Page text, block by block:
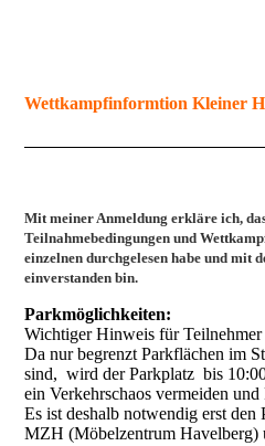
Wettkampfinformtion Kleiner
Mit meiner Anmeldung erkläre ich,
Teilnahmebedingungen und
einzelnen durchgelesen habe und mit
einverstanden bin.
Parkmöglichkeiten:
Wichtiger Hinweis für
Da nur begrenzt Parkflächen im
sind, wird der Parkplatz bis
ein Verkehrschaos vermeiden
Es ist deshalb notwendig erst den
MZH (Möbelzentrum Havelberg)